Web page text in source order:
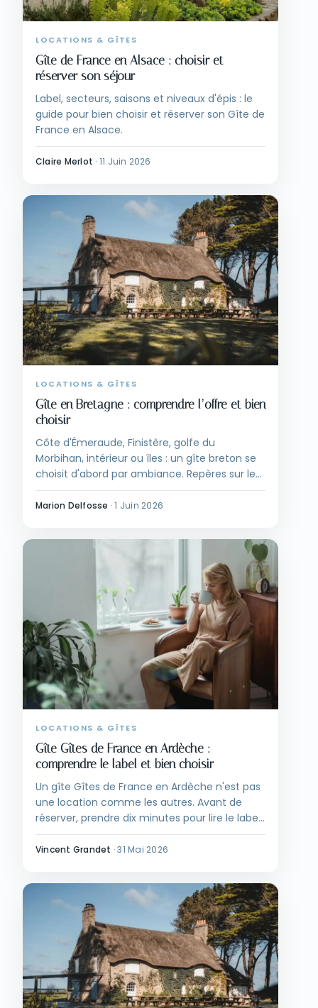
LOCATIONS & GÎTES
Gîte de France en Alsace : choisir et
réserver son séjour
Label, secteurs, saisons et niveaux d'épis : le
guide pour bien choisir et réserver son Gîte de
France en Alsace.
Claire Merlot · 11 Juin 2026
LOCATIONS & GÎTES
Gîte en Bretagne : comprendre l’offre et bien
choisir
Côte d'Émeraude, Finistère, golfe du
Morbihan, intérieur ou îles : un gîte breton se
choisit d'abord par ambiance. Repères sur les
labels, les saisons et les critères concrets à
vérifier avant de réserver.
Marion Delfosse ·1 Juin 2026
LOCATIONS & GÎTES
Gîte Gîtes de France en Ardèche :
comprendre le label et bien choisir
Un gîte Gîtes de France en Ardèche n'est pas
une location comme les autres. Avant de
réserver, prendre dix minutes pour lire le label,
repérer les cinq grands secteurs du
département et croiser format, épis, saison et
Vincent Grandet ·31 Mai 2026